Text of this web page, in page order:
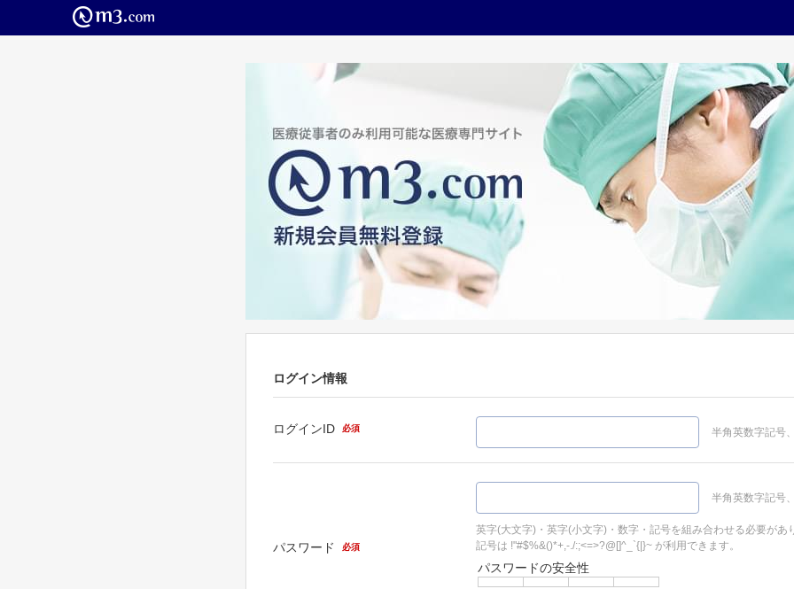
ログイン情報
ログインID 必須 半角英数字記号
パスワード 必須
半角英数字記号
英字(大文字)・英字(小文字)・数字・記号を組み合わせる必要があ
記号は !"#$%&()*+,-./:;<=>?@[]^_`{|}~ が利用できます。
パスワードの安全性